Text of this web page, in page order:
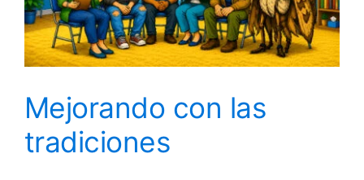
Mejorando con las
tradiciones